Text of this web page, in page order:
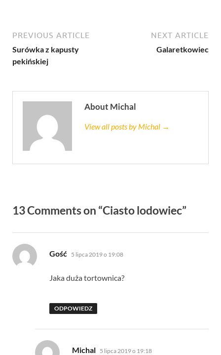
PREVIOUS ARTICLE
Surówka z kapusty
pekińskiej
NEXT ARTICLE
Galaretkowiec
About Michal
View all posts by Michal →
13 Comments on “Ciasto lodowiec”
Gość pisze:
5 lipca 2019 o 19:08
Jaka duża tortownica?
ODPOWIEDZ
Michal pisze:
5 lipca 2019 o 19:18